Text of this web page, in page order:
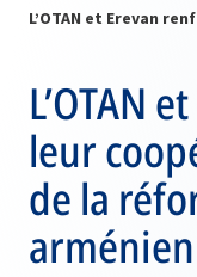
L’OTAN
leur
de la